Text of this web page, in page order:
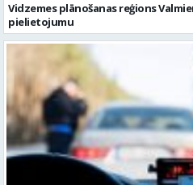
Vidzemes plānošanas reģions
pielietojumu